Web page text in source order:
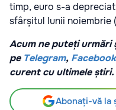
timp, euro s-a
sfârșitul lunii noiembrie
Acum ne puteți urmări
pe Telegram, Facebook
curent cu ultimele știri.
Abonați-vă la